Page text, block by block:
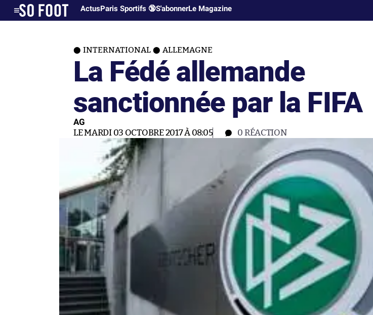
ActusParis Sportifs 🔞S'abonnerLe Magazine
INTERNATIONAL ALLEMAGNE
La Fédé allemande
sanctionnée par la FIFA
AG
LE MARDI 03 OCTOBRE 2017 À 08:05 0 RÉACTION